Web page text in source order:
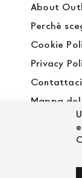
About
Perchè
Cookie
Privacy
Contattaci
Mappa
Sito LAGO